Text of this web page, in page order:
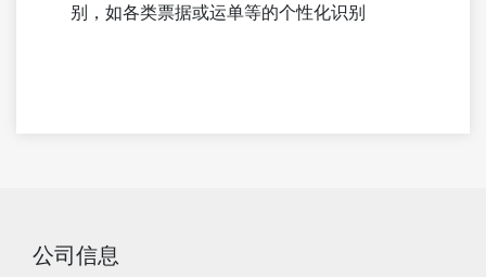
别，如各类票据或运单等的个性化识别
公司信息